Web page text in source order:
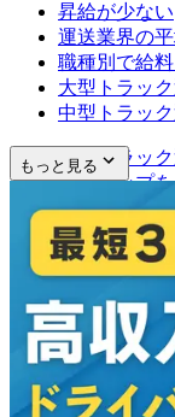
昇給が少ない
運送業界の
職種別で給料
大型トラッ
中型トラッ
小型トラッ
給料アップ
トラックの
資格の取得
業界全体で給
まとめ
もっと見る